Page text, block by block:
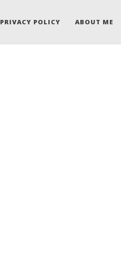
PRIVACY POLICY ABOUT ME